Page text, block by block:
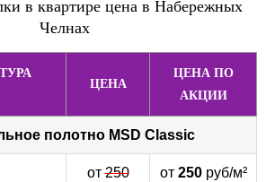
в квартире цена в Набережных
Челнах
ЦЕНА
ЦЕНА ПО
АКЦИИ
полотно MSD Classic
от250
от 250руб/м²